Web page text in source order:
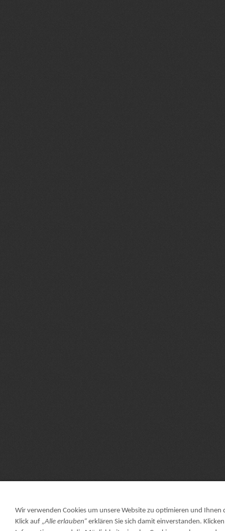
Wir verwenden Cookies um unsere Website zu optimieren und Ihnen
Klick auf „Alle erlauben“ erklären Sie sich damit einverstanden.